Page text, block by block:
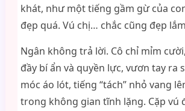
khát, như một tiếng gầm gừ của
đẹp quá. Vú chị… chắc cũng đẹp
Ngân không trả lời. Cô chỉ mỉm
đầy bí ẩn và quyền lực, vươn tay ra
móc áo lót, tiếng “tách” nhỏ vang
trong không gian tĩnh lặng. Cặp vú